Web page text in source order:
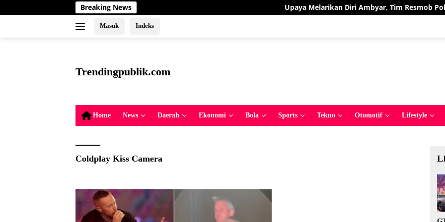
ke
Breaking News Upaya Melarikan Diri Ambyar, Tim Resmob Polres
Masuk Indeks
Trendingpublik.com
Terbaru,Terkini
dan
Terpercaya
Home News Daerah Ekonomi Bola Sports Tekno Otomotif Lifestyle
Coldplay Kiss Camera